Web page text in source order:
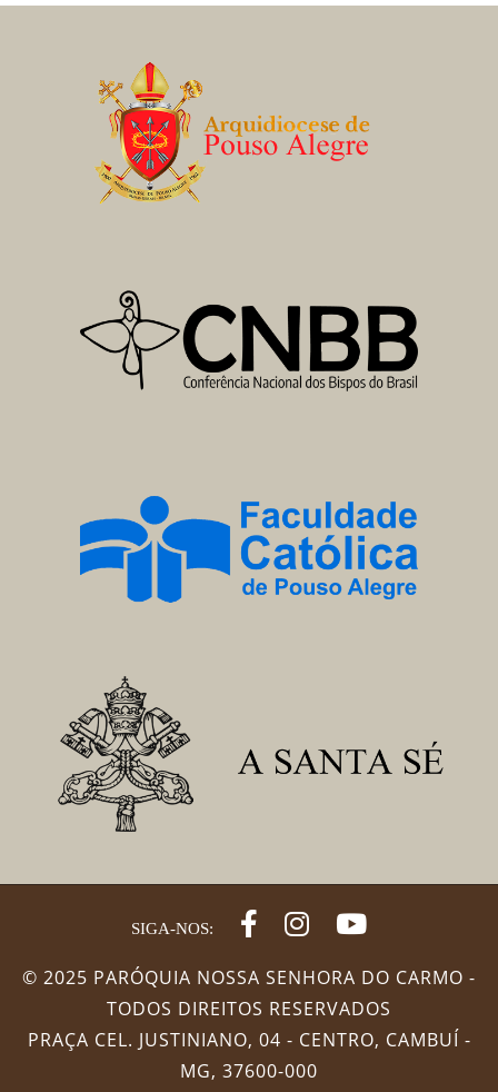
SIGA-NOS:
© 2025 PARÓQUIA NOSSA SENHORA DO CARMO -
TODOS DIREITOS RESERVADOS
PRAÇA CEL. JUSTINIANO, 04 - CENTRO, CAMBUÍ -
MG, 37600-000